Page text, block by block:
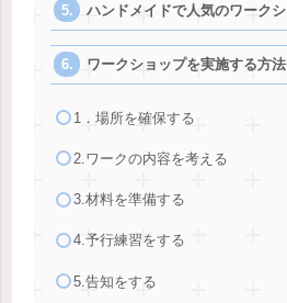
ハンドメイドで人気のワーク
ワークショップを実施する方法
1．場所を確保する
2.ワークの内容を考える
3.材料を準備する
4.予行練習をする
5.告知をする